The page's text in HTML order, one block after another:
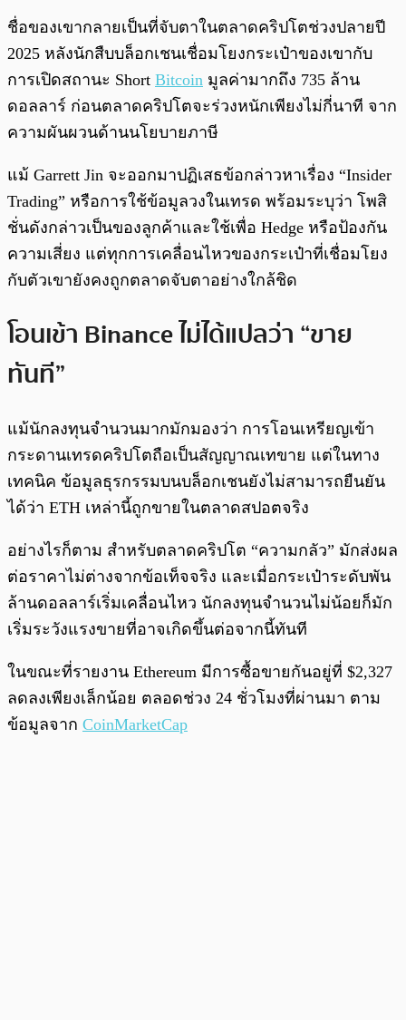
ชื่อของเขากลายเป็นที่จับตาในตลาดคริปโตช่วงปลายปี
2025 หลังนักสืบบล็อกเชนเชื่อมโยงกระเป๋าของเขากับ
การเปิดสถานะ Short Bitcoin มูลค่ามากถึง 735 ล้าน
ดอลลาร์ ก่อนตลาดคริปโตจะร่วงหนักเพียงไม่กี่นาที จาก
ความผันผวนด้านนโยบายภาษี
แม้ Garrett Jin จะออกมาปฏิเสธข้อกล่าวหาเรื่อง “Insider
Trading” หรือการใช้ข้อมูลวงในเทรด พร้อมระบุว่า โพสิ
ชั่นดังกล่าวเป็นของลูกค้าและใช้เพื่อ Hedge หรือป้องกัน
ความเสี่ยง แต่ทุกการเคลื่อนไหวของกระเป๋าที่เชื่อมโยง
กับตัวเขายังคงถูกตลาดจับตาอย่างใกล้ชิด
โอนเข้า Binance ไม่ได้แปลว่า “ขาย
ทันที”
แม้นักลงทุนจำนวนมากมักมองว่า การโอนเหรียญเข้า
กระดานเทรดคริปโตถือเป็นสัญญาณเทขาย แต่ในทาง
เทคนิค ข้อมูลธุรกรรมบนบล็อกเชนยังไม่สามารถยืนยัน
ได้ว่า ETH เหล่านี้ถูกขายในตลาดสปอตจริง
อย่างไรก็ตาม สำหรับตลาดคริปโต “ความกลัว” มักส่งผล
ต่อราคาไม่ต่างจากข้อเท็จจริง และเมื่อกระเป๋าระดับพัน
ล้านดอลลาร์เริ่มเคลื่อนไหว นักลงทุนจำนวนไม่น้อยก็มัก
เริ่มระวังแรงขายที่อาจเกิดขึ้นต่อจากนี้ทันที
ในขณะที่รายงาน Ethereum มีการซื้อขายกันอยู่ที่ $2,327
ลดลงเพียงเล็กน้อย ตลอดช่วง 24 ชั่วโมงที่ผ่านมา ตาม
ข้อมูลจาก CoinMarketCap